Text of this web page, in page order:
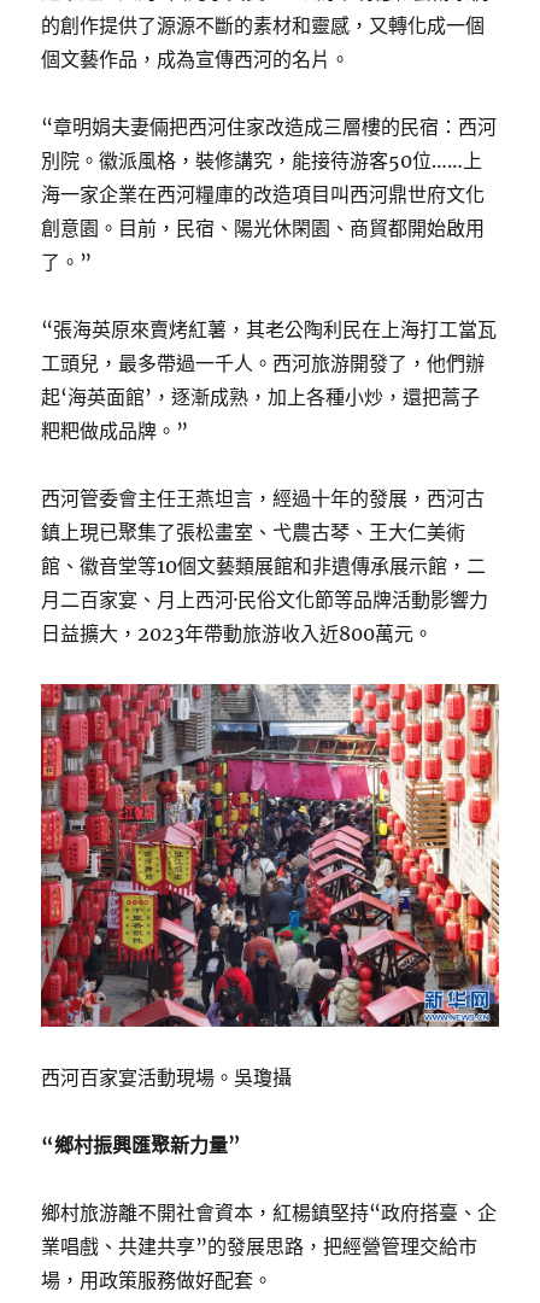
的創作提供了源源不斷的素材和靈感，又轉化成一個
個文藝作品，成為宣傳西河的名片。
“章明娟夫妻倆把西河住家改造成三層樓的民宿：西河
別院。徽派風格，裝修講究，能接待游客50位……上
海一家企業在西河糧庫的改造項目叫西河鼎世府文化
創意園。目前，民宿、陽光休閑園、商貿都開始啟用
了。”
“張海英原來賣烤紅薯，其老公陶利民在上海打工當瓦
工頭兒，最多帶過一千人。西河旅游開發了，他們辦
起‘海英面館’，逐漸成熟，加上各種小炒，還把蒿子
粑粑做成品牌。”
西河管委會主任王燕坦言，經過十年的發展，西河古
鎮上現已聚集了張松畫室、弋農古琴、王大仁美術
館、徽音堂等10個文藝類展館和非遺傳承展示館，二
月二百家宴、月上西河·民俗文化節等品牌活動影響力
日益擴大，2023年帶動旅游收入近800萬元。
西河百家宴活動現場。吳瓊攝
“鄉村振興匯聚新力量”
鄉村旅游離不開社會資本，紅楊鎮堅持“政府搭臺、企
業唱戲、共建共享”的發展思路，把經營管理交給市
場，用政策服務做好配套。